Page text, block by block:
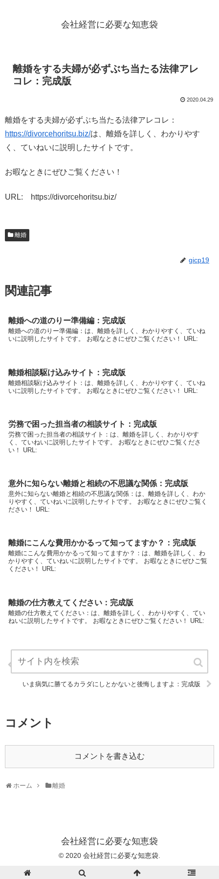
会社経営に必要な知恵袋
離婚をする夫婦が必ずぶち当たる法律アレ
コレ：完成版
2020.04.29
離婚をする夫婦が必ずぶち当たる法律アレコレ：
https://divorcehoritsu.biz/は、離婚を詳しく、わかりやす
く、ていねいに説明したサイトです。
お暇なときにぜひご覧ください！
URL: https://divorcehoritsu.biz/
離婚
gicp19
関連記事
離婚への道のりー準備編：完成版
離婚への道のりー準備編：は、離婚を詳しく、わかりやすく、ていね
いに説明したサイトです。 お暇なときにぜひご覧ください！ URL:
離婚相談駆け込みサイト：完成版
離婚相談駆け込みサイト：は、離婚を詳しく、わかりやすく、ていね
いに説明したサイトです。 お暇なときにぜひご覧ください！ URL:
労務で困った担当者の相談サイト：完成版
労務で困った担当者の相談サイト：は、離婚を詳しく、わかりやす
く、ていねいに説明したサイトです。 お暇なときにぜひご覧くださ
い！ URL:
意外に知らない離婚と相続の不思議な関係：完成版
意外に知らない離婚と相続の不思議な関係：は、離婚を詳しく、わか
りやすく、ていねいに説明したサイトです。 お暇なときにぜひご覧く
ださい！ URL:
離婚にこんな費用かかるって知ってますか？：完成版
離婚にこんな費用かかるって知ってますか？：は、離婚を詳しく、わ
かりやすく、ていねいに説明したサイトです。 お暇なときにぜひご覧
ください！ URL:
離婚の仕方教えてください：完成版
離婚の仕方教えてください：は、離婚を詳しく、わかりやすく、てい
ねいに説明したサイトです。 お暇なときにぜひご覧ください！ URL:
離婚への道のりー準備編：完成版
いま病気に勝てるカラダにしとかないと後悔しますよ：完成版
コメント
コメントを書き込む
ホーム 離婚
会社経営に必要な知恵袋
© 2020 会社経営に必要な知恵袋.